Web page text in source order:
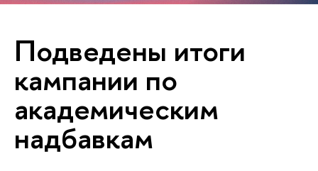
Подведены итоги
кампании по
академическим
надбавкам